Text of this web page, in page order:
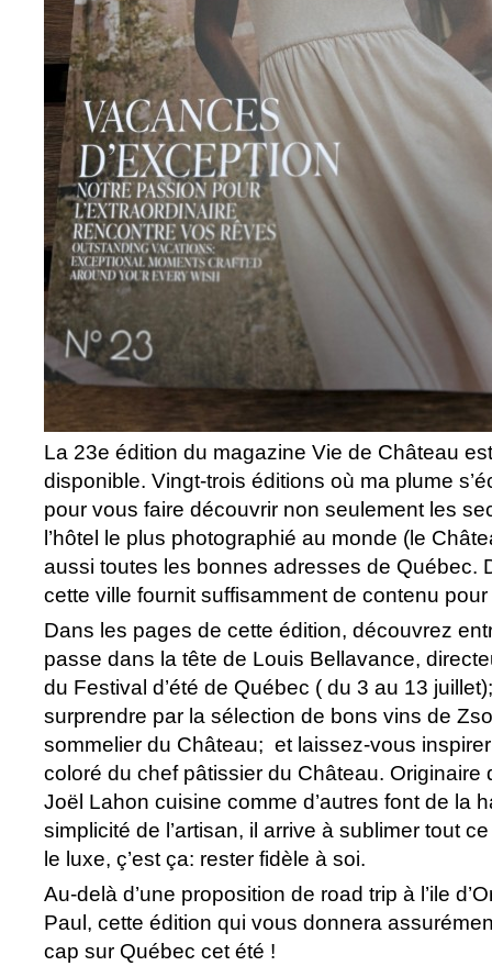
La 23e édition du magazine Vie de Château
disponible. Vingt-trois éditions où ma plume
pour vous faire découvrir non seulement les
l’hôtel le plus photographié au monde (le
aussi toutes les bonnes adresses de Québec.
cette ville fournit suffisamment de contenu pour
Dans les pages de cette édition, découvrez
passe dans la tête de Louis Bellavance,
du Festival d’été de Québec ( du 3 au 13
surprendre par la sélection de bons vins de
sommelier du Château; et laissez-vous
coloré du chef pâtissier du Château. Originaire
Joël Lahon cuisine comme d’autres font de la
simplicité de l’artisan, il arrive à sublimer tout
le luxe, ç’est ça: rester fidèle à soi.
Au-delà d’une proposition de road trip à l’ile
Paul, cette édition qui vous donnera
cap sur Québec cet été !